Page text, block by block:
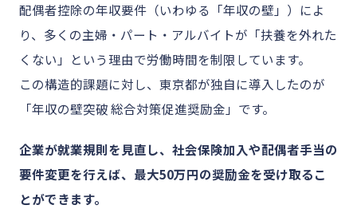
配偶者控除の年収要件（いわゆる「年収の壁」）によ
り、多くの主婦・パート・アルバイトが「扶養を外れた
くない」という理由で労働時間を制限しています。
この構造的課題に対し、東京都が独自に導入したのが
「年収の壁突破 総合対策促進奨励金」です。
企業が就業規則を見直し、社会保険加入や配偶者手当の
要件変更を行えば、最大50万円の奨励金を受け取るこ
とができます。